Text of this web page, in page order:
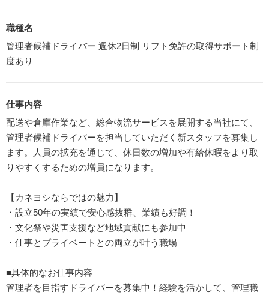
職種名
管理者候補ドライバー 週休2日制 リフト免許の取得サポート制
度あり
仕事内容
配送や倉庫作業など、総合物流サービスを展開する当社にて、
管理者候補ドライバーを担当していただく新スタッフを募集し
ます。人員の拡充を通じて、休日数の増加や有給休暇をより取
りやすくするための増員になります。
【カネヨシならではの魅力】
・設立50年の実績で安心感抜群、業績も好調！
・文化祭や災害支援など地域貢献にも参加中
・仕事とプライベートとの両立が叶う職場
■具体的なお仕事内容
管理者を目指すドライバーを募集中！経験を活かして、管理職